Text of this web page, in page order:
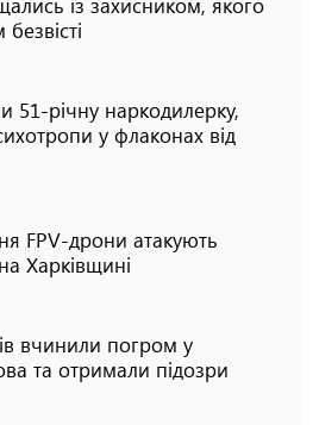
51-річну наркодилерку,
у флаконах від
FPV-дрони атакують
Харківщині
вчинили погром у
та отримали підозри